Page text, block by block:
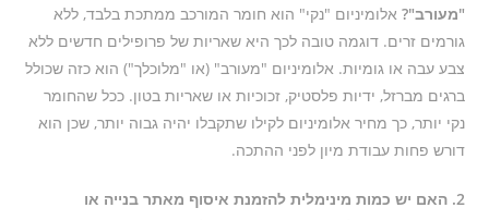
"מעורב"? אלומיניום "נקי" הוא חומר המורכב ממתכת בלבד, ללא
גורמים זרים. דוגמה טובה לכך היא שאריות של פרופילים חדשים ללא
צבע עבה או גומיות. אלומיניום "מעורב" (או "מלוכלך") הוא כזה שכולל
ברגים מברזל, ידיות פלסטיק, זכוכיות או שאריות בטון. ככל שהחומר
נקי יותר, כך מחיר אלומיניום לקילו שתקבלו יהיה גבוה יותר, שכן הוא
דורש פחות עבודת מיון לפני ההתכה.
2. האם יש כמות מינימלית להזמנת איסוף מאתר בנייה או